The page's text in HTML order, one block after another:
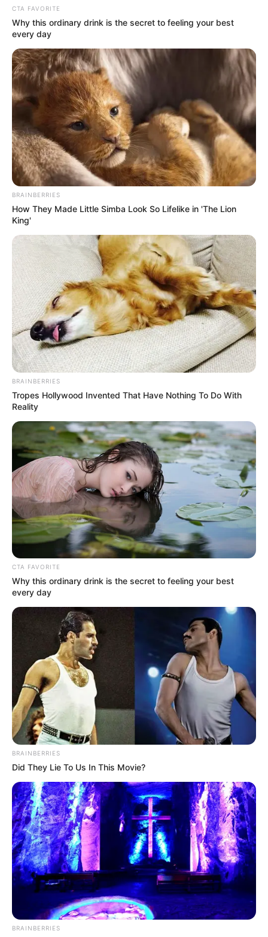
CTA FAVORITE
Why this ordinary drink is the secret to feeling your best
every day
BRAINBERRIES
How They Made Little Simba Look So Lifelike in 'The Lion
King'
BRAINBERRIES
Tropes Hollywood Invented That Have Nothing To Do With
Reality
CTA FAVORITE
Why this ordinary drink is the secret to feeling your best
every day
BRAINBERRIES
Did They Lie To Us In This Movie?
BRAINBERRIES